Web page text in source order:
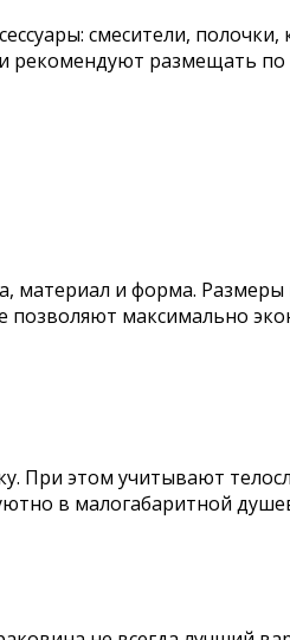
смесители,
размещать по
материал и форма.
максимально
При этом учитывают
в малогабаритной